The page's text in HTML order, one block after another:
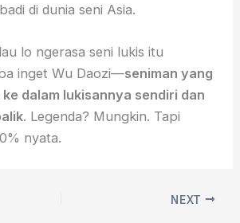
di dunia seni Asia.
lo ngerasa seni lukis itu
inget Wu Daozi—seniman yang
dalam lukisannya sendiri dan
. Legenda? Mungkin. Tapi
nyata.
NEXT